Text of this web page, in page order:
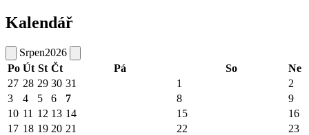
Kalendář
Srpen2026
Po Út St Čt Pá So
Ne
27 28 29 30 31 1
2
3
4 5 6 7 8
9
10 11 12 13 14 15
16
17 18 19 20 21 22
23